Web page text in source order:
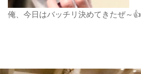
俺、今日はバッチリ決めてきたぜ～👍